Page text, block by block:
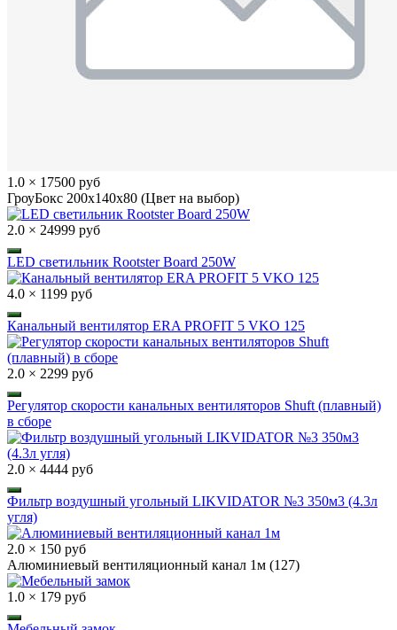
1.0 × 17500 руб
ГроуБокс 200x140x80 (Цвет на выбор)
2.0 × 24999 руб
LED светильник Rootster Board 250W
4.0 × 1199 руб
Канальный вентилятор ERA PROFIT 5 VKO 125
2.0 × 2299 руб
Регулятор скорости канальных вентиляторов Shuft (плавный)
в сборе
2.0 × 4444 руб
Фильтр воздушный угольный LIKVIDATOR №3 350м3 (4.3л
угля)
2.0 × 150 руб
Алюминиевый вентиляционный канал 1м (127)
1.0 × 179 руб